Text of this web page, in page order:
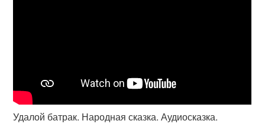
Удалой батрак. Народная сказка. Аудиосказка.